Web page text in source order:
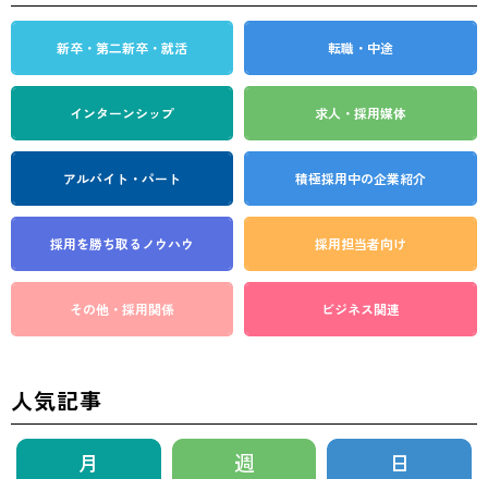
新卒・第二新卒・就活 転職・中途
インターンシップ 求人・採用媒体
アルバイト・パート 積極採用中の企業紹介
採用を勝ち取る ノウハウ 採用担当者向け
その他・採用関係 ビジネス関連
人気記事
月 週 日